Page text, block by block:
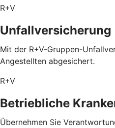
R+V
Unfallversicherung
Mit der R+V-Gruppen-
Angestellten abgesichert.
R+V
Betriebliche
Übernehmen Sie